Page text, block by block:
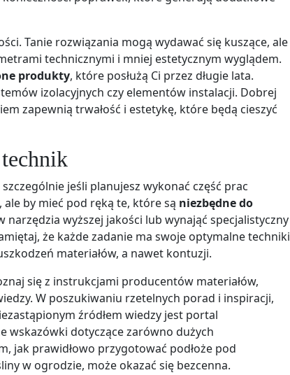
Tanie rozwiązania mogą wydawać się kuszące, ale
technicznymi i mniej estetycznym wyglądem.
produkty, które posłużą Ci przez długie lata.
izolacyjnych czy elementów instalacji. Dobrej
zapewnią trwałość i estetykę, które będą cieszyć
jeśli planujesz wykonać część prac
ale by mieć pod ręką te, które są niezbędne do
narzędzia wyższej jakości lub wynająć specjalistyczny
że każde zadanie ma swoje optymalne techniki
materiałów, a nawet kontuzji.
się z instrukcjami producentów materiałów,
W poszukiwaniu rzetelnych porad i inspiracji,
źródłem wiedzy jest portal
wskazówki dotyczące zarówno dużych
jak prawidłowo przygotować podłoże pod
w ogrodzie, może okazać się bezcenna.